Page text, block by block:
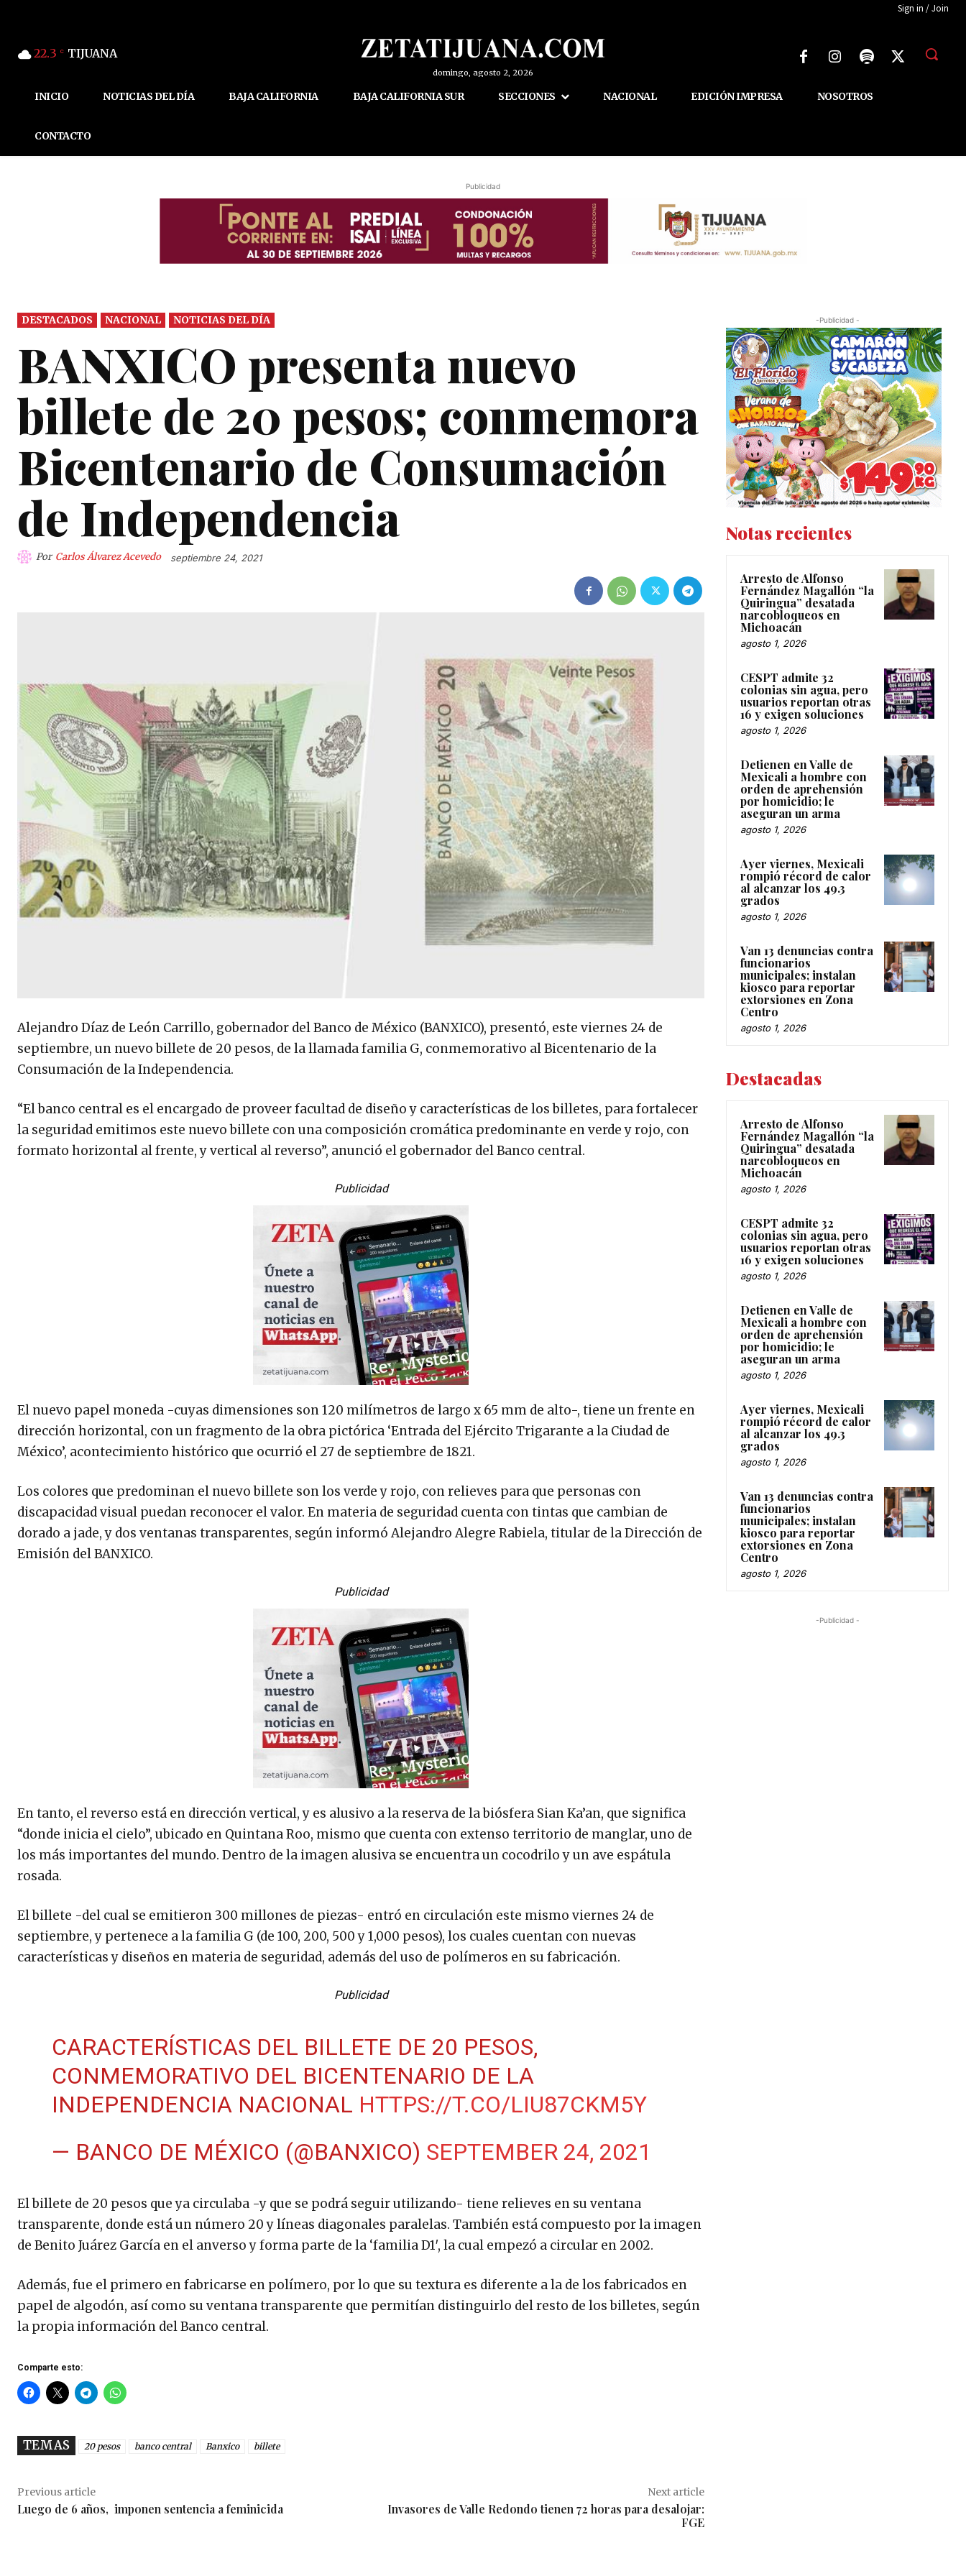
Sign in / Join
22.3 C TIJUANA
domingo, agosto 2, 2026
INICIO NOTICIAS DEL DÍA BAJA CALIFORNIA BAJA CALIFORNIA SUR SECCIONES NACIONAL EDICIÓN IMPRESA NOSOTROS
CONTACTO
Publicidad
DESTACADOS NACIONAL NOTICIAS DEL DÍA
BANXICO presenta nuevo
billete de 20 pesos; conmemora
Bicentenario de Consumación
de Independencia
Por Carlos Álvarez Acevedo septiembre 24, 2021
Alejandro Díaz de León Carrillo, gobernador del Banco de México (BANXICO), presentó, este viernes 24 de
septiembre, un nuevo billete de 20 pesos, de la llamada familia G, conmemorativo al Bicentenario de la
Consumación de la Independencia.
“El banco central es el encargado de proveer facultad de diseño y características de los billetes, para fortalecer
la seguridad emitimos este nuevo billete con una composición cromática predominante en verde y rojo, con
formato horizontal al frente, y vertical al reverso”, anunció el gobernador del Banco central.
Publicidad
El nuevo papel moneda -cuyas dimensiones son 120 milímetros de largo x 65 mm de alto-, tiene un frente en
dirección horizontal, con un fragmento de la obra pictórica ‘Entrada del Ejército Trigarante a la Ciudad de
México’, acontecimiento histórico que ocurrió el 27 de septiembre de 1821.
Los colores que predominan el nuevo billete son los verde y rojo, con relieves para que personas con
discapacidad visual puedan reconocer el valor. En materia de seguridad cuenta con tintas que cambian de
dorado a jade, y dos ventanas transparentes, según informó Alejandro Alegre Rabiela, titular de la Dirección de
Emisión del BANXICO.
Publicidad
En tanto, el reverso está en dirección vertical, y es alusivo a la reserva de la biósfera Sian Ka’an, que significa
“donde inicia el cielo”, ubicado en Quintana Roo, mismo que cuenta con extenso territorio de manglar, uno de
los más importantes del mundo. Dentro de la imagen alusiva se encuentra un cocodrilo y un ave espátula
rosada.
El billete -del cual se emitieron 300 millones de piezas- entró en circulación este mismo viernes 24 de
septiembre, y pertenece a la familia G (de 100, 200, 500 y 1,000 pesos), los cuales cuentan con nuevas
características y diseños en materia de seguridad, además del uso de polímeros en su fabricación.
Publicidad
CARACTERÍSTICAS DEL BILLETE DE 20 PESOS,
CONMEMORATIVO DEL BICENTENARIO DE LA
INDEPENDENCIA NACIONAL HTTPS://T.CO/LIU87CKM5Y
— BANCO DE MÉXICO (@BANXICO) SEPTEMBER 24, 2021
El billete de 20 pesos que ya circulaba -y que se podrá seguir utilizando- tiene relieves en su ventana
transparente, donde está un número 20 y líneas diagonales paralelas. También está compuesto por la imagen
de Benito Juárez García en el anverso y forma parte de la ‘familia D1′, la cual empezó a circular en 2002.
Además, fue el primero en fabricarse en polímero, por lo que su textura es diferente a la de los fabricados en
papel de algodón, así como su ventana transparente que permitían distinguirlo del resto de los billetes, según
la propia información del Banco central.
Comparte esto:
TEMAS 20 pesos banco central Banxico billete
Previous article
Luego de 6 años, imponen sentencia a feminicida
Next article
Invasores de Valle Redondo tienen 72 horas para desalojar:
FGE
-Publicidad -
Notas recientes
Arresto de Alfonso
Fernández Magallón “la
Quiringua” desatada
narcobloqueos en
Michoacán
agosto 1, 2026
CESPT admite 32
colonias sin agua, pero
usuarios reportan otras
16 y exigen soluciones
agosto 1, 2026
Detienen en Valle de
Mexicali a hombre con
orden de aprehensión
por homicidio; le
aseguran un arma
agosto 1, 2026
Ayer viernes, Mexicali
rompió récord de calor
al alcanzar los 49.3
grados
agosto 1, 2026
Van 13 denuncias contra
funcionarios
municipales; instalan
kiosco para reportar
extorsiones en Zona
Centro
agosto 1, 2026
Destacadas
Arresto de Alfonso
Fernández Magallón “la
Quiringua” desatada
narcobloqueos en
Michoacán
agosto 1, 2026
CESPT admite 32
colonias sin agua, pero
usuarios reportan otras
16 y exigen soluciones
agosto 1, 2026
Detienen en Valle de
Mexicali a hombre con
orden de aprehensión
por homicidio; le
aseguran un arma
agosto 1, 2026
Ayer viernes, Mexicali
rompió récord de calor
al alcanzar los 49.3
grados
agosto 1, 2026
Van 13 denuncias contra
funcionarios
municipales; instalan
kiosco para reportar
extorsiones en Zona
Centro
agosto 1, 2026
-Publicidad -